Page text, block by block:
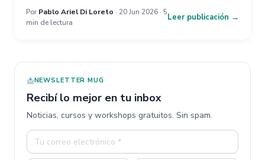
Por Pablo Ariel Di Loreto · 20 Jun 2026 · 5
min de lectura
Leer publicación →
NEWSLETTER MUG
Recibí lo mejor en tu inbox
Noticias, cursos y workshops gratuitos. Sin spam.